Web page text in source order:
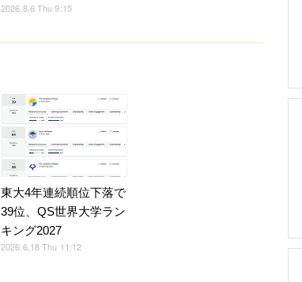
2026.8.6 Thu 9:15
東大4年連続順位下落で
39位、QS世界大学ラン
キング2027
2026.6.18 Thu 11:12